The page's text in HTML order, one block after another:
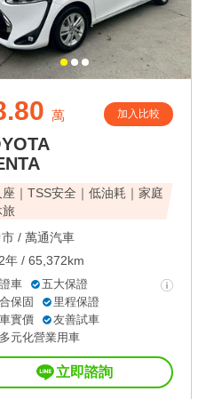
萬 加入比較
座｜TSS安全｜低油耗｜家庭
/ 萬通汽車
年 / 65,372km
車
五大保證
保固
里程保證
實價
友善試車
元化營業用車
立即諮詢